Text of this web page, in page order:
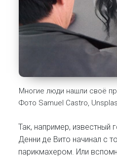
Многие люди нашли своё
Фото Samuel Castro,
Так, например, известный
Денни де Вито начинал с
парикмахером. Или